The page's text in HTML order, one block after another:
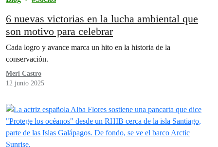
6 nuevas victorias en la lucha ambiental que
son motivo para celebrar
Cada logro y avance marca un hito en la historia de la
conservación.
Meri Castro
12 junio 2025